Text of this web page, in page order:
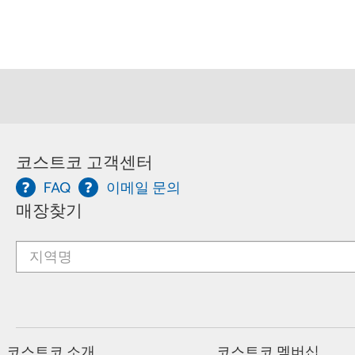
코스트코 고객센터
FAQ 이메일 문의
매장찾기